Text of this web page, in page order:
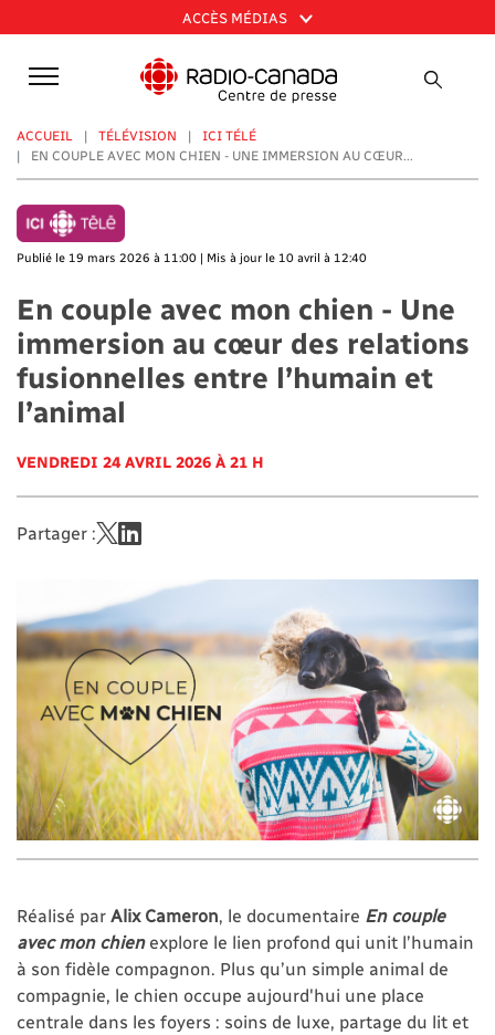
au
contenu
principal
ACCÈS MÉDIAS
ACCUEIL TÉLÉVISION
ICI TÉLÉ
EN COUPLE AVEC MON CHIEN - UNE IMMERSION AU CŒUR...
Publié le 19 mars 2026 à 11:00 | Mis à jour le 10 avril à 12:40
En couple avec mon chien - Une
immersion au cœur des relations
fusionnelles entre l’humain et
l’animal
VENDREDI 24 AVRIL 2026 À 21 H
Partager :
Réalisé par Alix Cameron , le documentaire En couple
avec mon chienexplore le lien profond qui unit l’humain
à son fidèle compagnon. Plus qu’un simple animal de
compagnie, le chien occupe aujourd'hui une place
centrale dans les foyers : soins de luxe, partage du lit et